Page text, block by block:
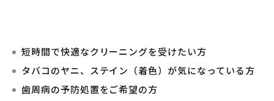
短時間で快適なクリーニングを受けたい方
タバコのヤニ、ステイン（着色）が気になっている方
歯周病の予防処置をご希望の方